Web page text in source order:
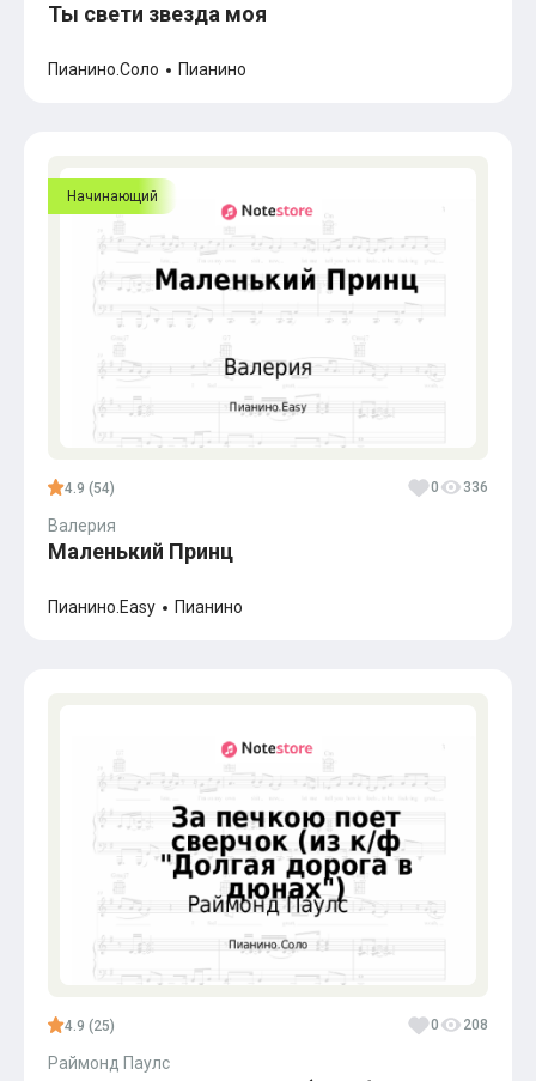
Ты свети звезда моя
Пианино.Соло Пианино
Начинающий
4.9 (54) 0 336
Валерия
Маленький Принц
Пианино.Easy Пианино
4.9 (25) 0 208
Раймонд Паулс